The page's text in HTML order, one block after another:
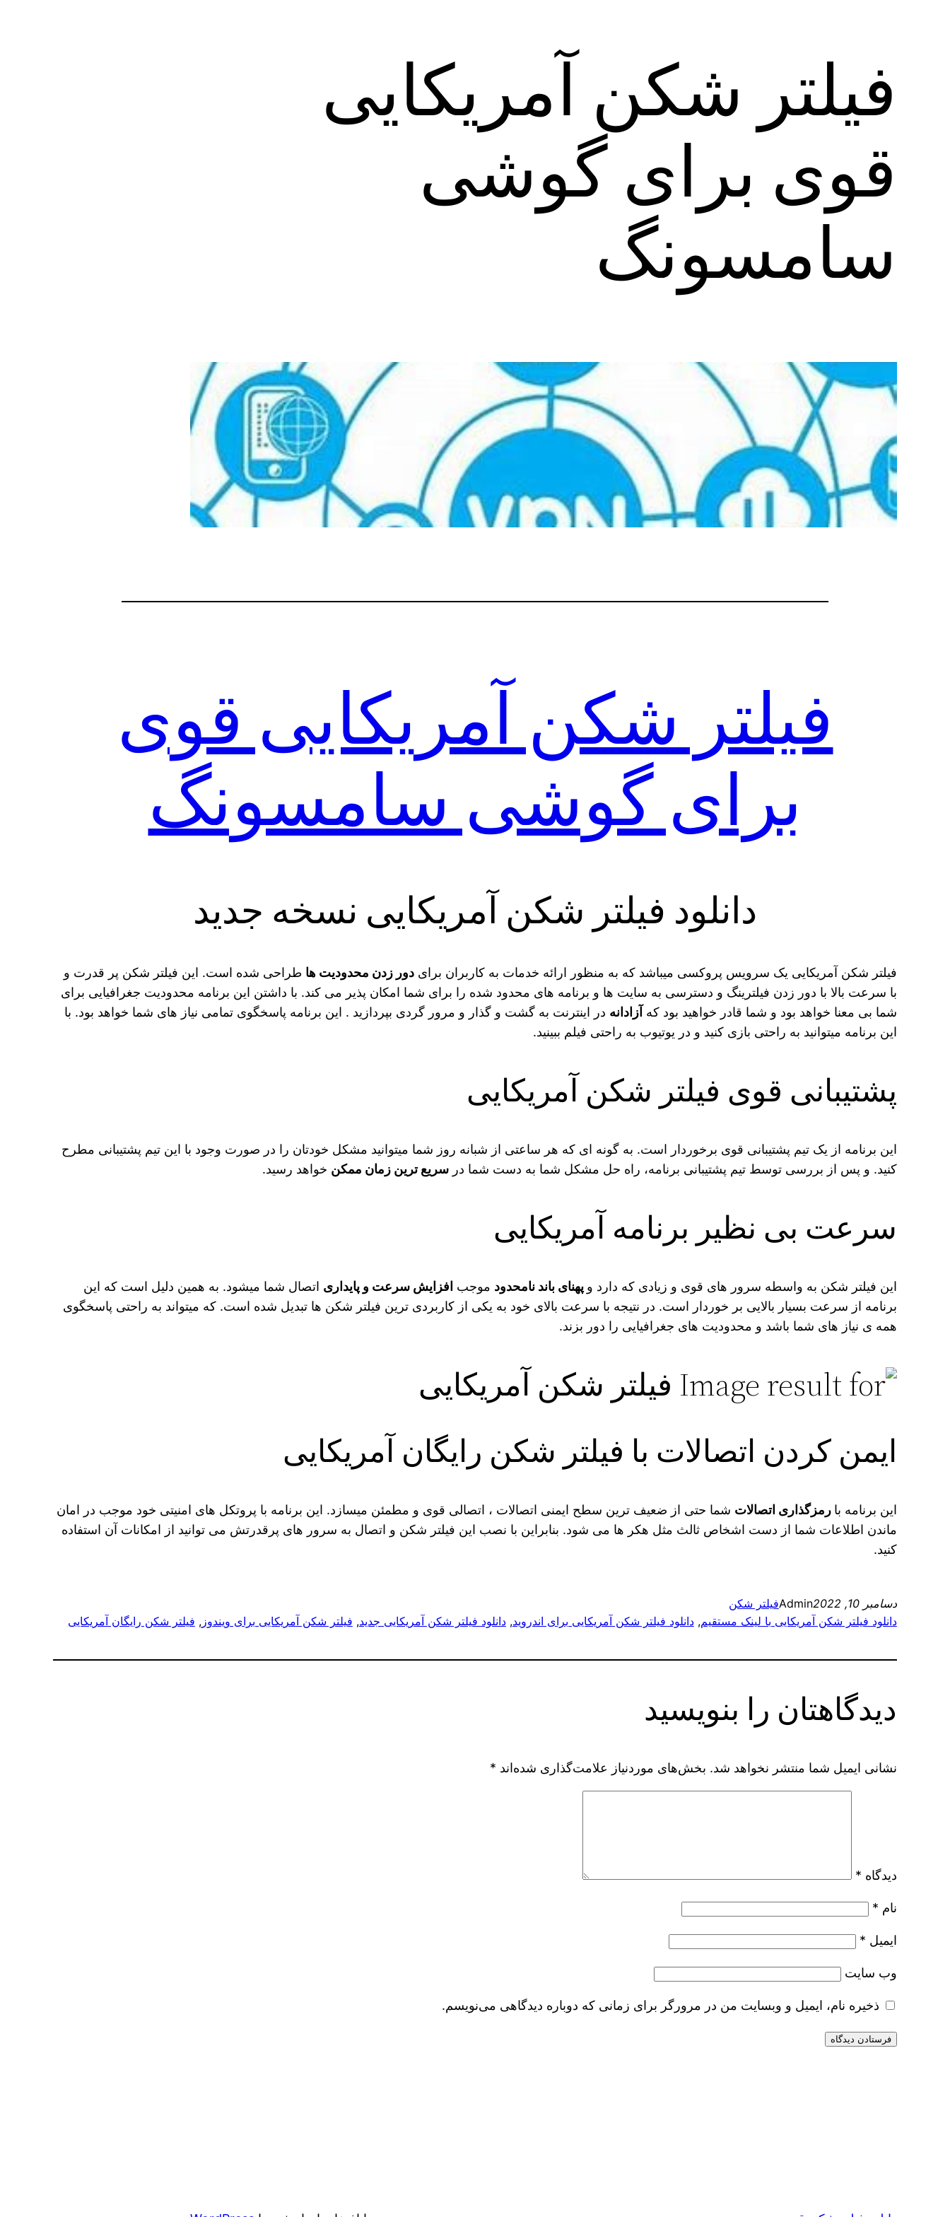
فیلتر شکن آمریکایی
قوی برای گوشی
سامسونگ
فیلتر شکن آمریکایی قوی
برای گوشی سامسونگ
دانلود فیلتر شکن آمریکایی نسخه جدید
فیلتر شکن آمریکایی یک سرویس پروکسی میباشد که به منظور ارائه خدمات به کاربران برایدور زدن محدودیت ها طراحی شده است. این فیلتر شکن پر قدرت و
با سرعت بالا با دور زدن فیلترینگ و دسترسی به سایت ها و برنامه های محدود شده را برای شما امکان پذیر می کند. با داشتن این برنامه محدودیت جغرافیایی برای
شما بی معنا خواهد بود و شما قادر خواهید بود که آزادانه در اینترنت به گشت و گذار و مرور گردی بپردازید . این برنامه پاسخگوی تمامی نیاز های شما خواهد بود. با
این برنامه میتوانید به راحتی بازی کنید و در یوتیوب به راحتی فیلم ببینید.
پشتیبانی قوی فیلتر شکن آمریکایی
این برنامه از یک تیم پشتیبانی قوی برخوردار است. به گونه ای که هر ساعتی از شبانه روز شما میتوانید مشکل خودتان را در صورت وجود با این تیم پشتیبانی مطرح
کنید. و پس از بررسی توسط تیم پشتیبانی برنامه، راه حل مشکل شما به دست شما درسریع ترین زمان ممکن خواهد رسید.
سرعت بی نظیر برنامه آمریکایی
این فیلتر شکن به واسطه سرور های قوی و زیادی که دارد و پهنای باند نامحدود موجب افزایش سرعت و پایداری اتصال شما میشود. به همین دلیل است که این
برنامه از سرعت بسیار بالایی بر خوردار است. در نتیجه با سرعت بالای خود به یکی از کاربردی ترین فیلتر شکن ها تبدیل شده است. که میتواند به راحتی پاسخگوی
همه ی نیاز های شما باشد و محدودیت های جغرافیایی را دور بزند.
ایمن کردن اتصالات با فیلتر شکن رایگان آمریکایی
این برنامه با رمزگذاری اتصالات شما حتی از ضعیف ترین سطح ایمنی اتصالات ، اتصالی قوی و مطمئن میسازد. این برنامه با پروتکل های امنیتی خود موجب در امان
ماندن اطلاعات شما از دست اشخاص ثالث مثل هکر ها می شود. بنابراین با نصب این فیلتر شکن و اتصال به سرور های پرقدرتش می توانید از امکانات آن استفاده
کنید.
دسامبر 10, 2022 Adminفیلتر شکن
دانلود فیلتر شکن آمریکایی با لینک مستقیم, دانلود فیلتر شکن آمریکایی برای اندروید, دانلود فیلتر شکن آمریکایی جدید, فیلتر شکن آمریکایی برای ویندوز, فیلتر شکن رایگان آمریکایی
دیدگاهتان را بنویسید
نشانی ایمیل شما منتشر نخواهد شد. بخش‌های موردنیاز علامت‌گذاری شده‌اند *
دیدگاه *
نام *
ایمیل *
وب‌ سایت
ذخیره نام، ایمیل و وبسایت من در مرورگر برای زمانی که دوباره دیدگاهی می‌نویسم.